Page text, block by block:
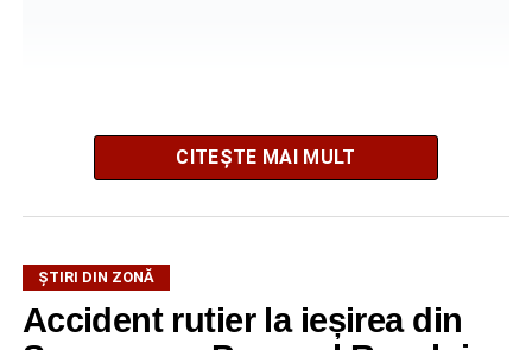
Festivalul este organizat de
Liberi, în parteneriat cuPrimăria Comunei Gârbova
CITEȘTE MAI MULT
ȘTIRI DIN ZONĂ
Accident rutier la ieșirea din